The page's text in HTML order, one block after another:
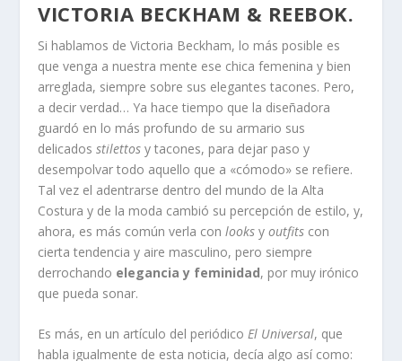
VICTORIA BECKHAM & REEBOK.
Si hablamos de Victoria Beckham, lo más posible es
que venga a nuestra mente ese chica femenina y bien
arreglada, siempre sobre sus elegantes tacones. Pero,
a decir verdad… Ya hace tiempo que la diseñadora
guardó en lo más profundo de su armario sus
delicadosstilettos y tacones, para dejar paso y
desempolvar todo aquello que a «cómodo» se refiere.
Tal vez el adentrarse dentro del mundo de la Alta
Costura y de la moda cambió su percepción de estilo, y,
ahora, es más común verla conlooks y outfits con
cierta tendencia y aire masculino, pero siempre
derrochando elegancia y feminidad, por muy irónico
que pueda sonar.
Es más, en un artículo del periódicoEl Universal, que
habla igualmente de esta noticia, decía algo así como: